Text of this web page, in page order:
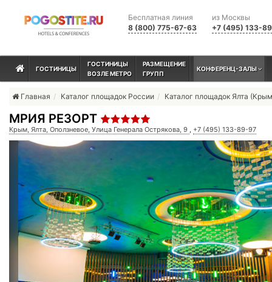
из Москвы
+7 (495) 133-
Бесплатная линия
8 (800) 775-67-63
ГОСТИНИЦЫ
ГОСТИНИЦЫ
ВОЗЛЕ МЕТРО
РАЗМЕЩЕНИЕ
ГРУПП
КОНФЕРЕНЦ-ЗАЛЫ
Главная Каталог площадок России Каталог площадок Ялта
МРИЯ РЕЗОРТ
Крым, Ялта, Оползневое, Улица Генерала Острякова, 9 , +7 (495) 133-89-97